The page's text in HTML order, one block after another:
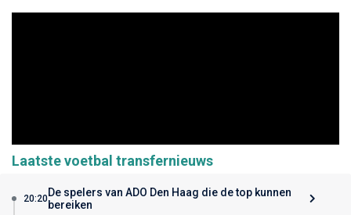
Laatste voetbal transfernieuws
20:20De spelers van ADO Den Haag die de top kunnen
bereiken